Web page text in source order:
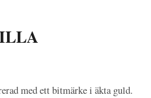
med ett bitmärke i äkta guld.